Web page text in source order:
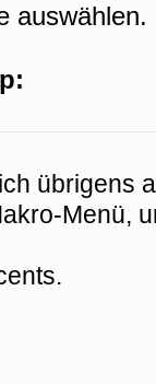
auswählen.
übrigens
Menü,